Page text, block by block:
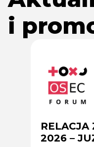
i
RELACJA
2026 –